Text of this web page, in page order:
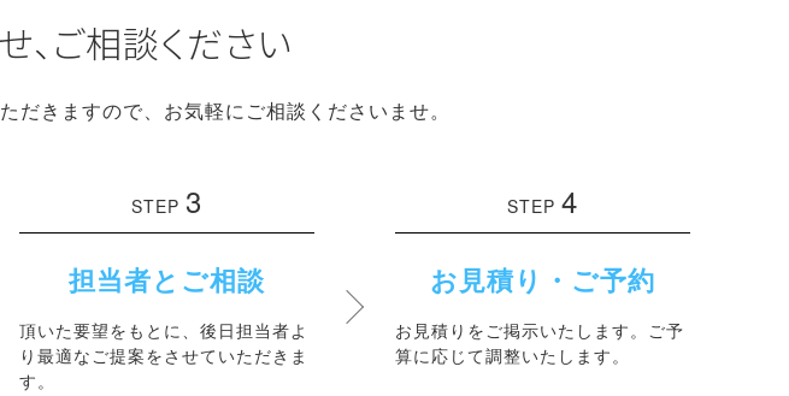
ご相談ください
きますので、お気軽にご相談くださいませ。
STEP 3
担当者とご相談
頂いた要望をもとに、後日担当者よ
り最適なご提案をさせていただきま
す。
STEP 4
お見積り・ご予約
お見積りをご掲示いたします。ご予
算に応じて調整いたします。